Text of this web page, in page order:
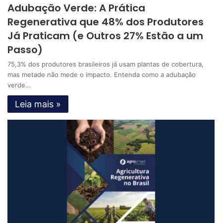
Adubação Verde: A Prática
Regenerativa que 48% dos Produtores
Já Praticam (e Outros 27% Estão a um
Passo)
75,3% dos produtores brasileiros já usam plantas de cobertura,
mas metade não mede o impacto. Entenda como a adubação
verde…
Leia mais »